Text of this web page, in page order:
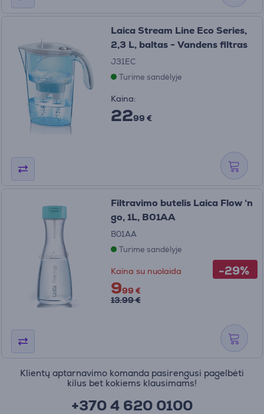
Laica Stream Line Eco Series,
2,3 L, baltas - Vandens filtras
J31EC
Turime sandėlyje
Kaina:
2299 €
-29%
Filtravimo butelis Laica Flow ‘n
go, 1L, B01AA
B01AA
Turime sandėlyje
Kaina su nuolaida
999 €
13.99 €
Klientų aptarnavimo komanda pasirengusi pagelbėti
kilus bet kokiems klausimams!
+370 4 620 0100